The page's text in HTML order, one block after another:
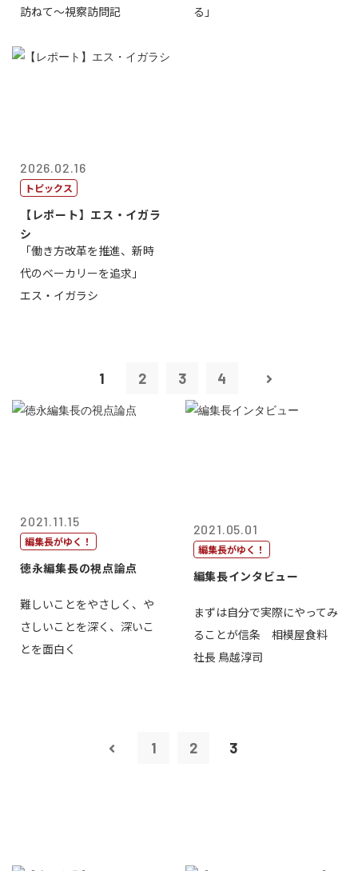
訪ねて～視察訪問記
る」
2026.02.16
トピックス
【レポート】エス・イガラ
シ
「働き方改革を推進、新時
代のベーカリーを追求」
エス・イガラシ
1 2 3 4
2021.11.15
編集長がゆく！
徳永編集長の視点論点
難しいことをやさしく、や
さしいことを深く、深いこ
とを面白く
2021.05.01
編集長がゆく！
編集長インタビュー
まずは自分で実際にやってみ
ることが信条 相模屋食料
社長 鳥越淳司
1 2 3